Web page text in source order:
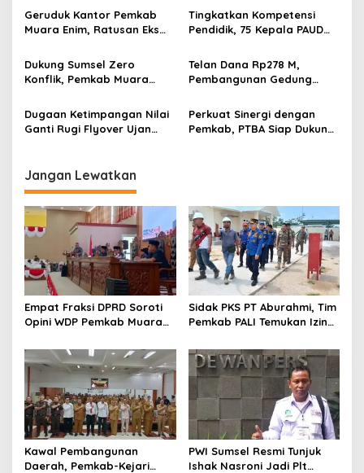
i
p
s
Pendampingan Hukum
LAPOR dan PPID
Geruduk Kantor Pemkab
Muara Enim, Ratusan Eks
Perusahaan Lunasi Hak
Pekerja
Tingkatkan Kompetensi
Pendidik, 75 Kepala PAUD
“Anakku Sehat, Anakku
Cerdas”
Dukung Sumsel Zero
Konflik, Pemkab Muara
Cegah Intoleransi dan
Radikalisme
Telan Dana Rp278 M,
Pembangunan Gedung
Rabain Muara Enim Ditunda
Dugaan Ketimpangan Nilai
Ganti Rugi Flyover Ujan
Perkuat Sinergi dengan
Pemkab, PTBA Siap Dukung
Jangan Lewatkan
Empat Fraksi DPRD Soroti
Opini WDP Pemkab Muara
Kelola Keuangan
Sidak PKS PT Aburahmi, Tim
Pemkab PALI Temukan Izin
Kawal Pembangunan
Daerah, Pemkab-Kejari
PWI Sumsel Resmi Tunjuk
Ishak Nasroni Jadi Plt